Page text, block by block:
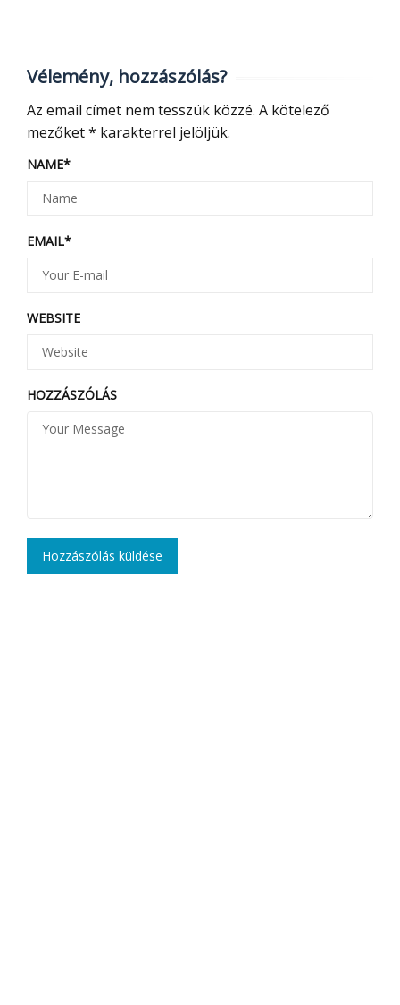
Vélemény, hozzászólás?
Az email címet nem tesszük közzé. A kötelező
mezőket* karakterrel jelöljük.
NAME*
EMAIL*
WEBSITE
HOZZÁSZÓLÁS